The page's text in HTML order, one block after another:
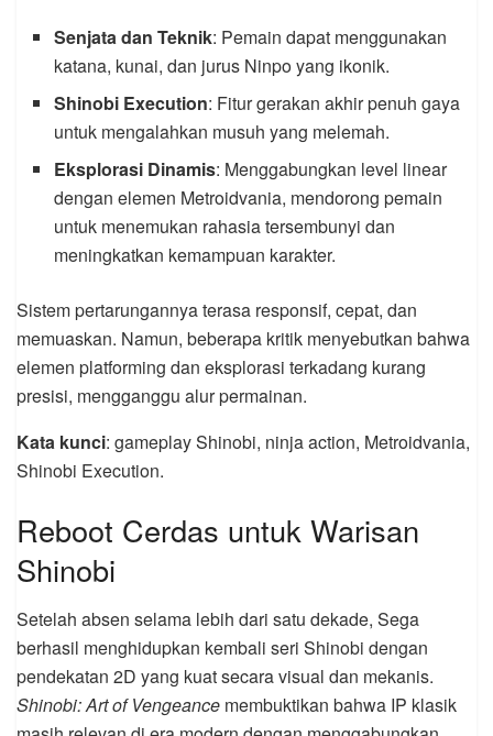
Senjata dan Teknik: Pemain dapat menggunakan
katana, kunai, dan jurus Ninpo yang ikonik.
Shinobi Execution: Fitur gerakan akhir penuh gaya
untuk mengalahkan musuh yang melemah.
Eksplorasi Dinamis: Menggabungkan level linear
dengan elemen Metroidvania, mendorong pemain
untuk menemukan rahasia tersembunyi dan
meningkatkan kemampuan karakter.
Sistem pertarungannya terasa responsif, cepat, dan
memuaskan. Namun, beberapa kritik menyebutkan bahwa
elemen platforming dan eksplorasi terkadang kurang
presisi, mengganggu alur permainan.
Kata kunci: gameplay Shinobi, ninja action, Metroidvania,
Shinobi Execution.
Reboot Cerdas untuk Warisan
Shinobi
Setelah absen selama lebih dari satu dekade, Sega
berhasil menghidupkan kembali seri Shinobi dengan
pendekatan 2D yang kuat secara visual dan mekanis.
Shinobi: Art of Vengeance membuktikan bahwa IP klasik